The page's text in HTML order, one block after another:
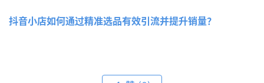
抖音小店如何通过精准选品有效引流并提升销量？